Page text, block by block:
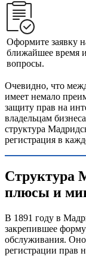
Оформите заявку
ближайшее время
вопросы.
Очевидно, что
имеет немало
защиту прав на
владельцам
структура
регистрация в
Структура
плюсы и
В 1891 году в
закрепившее
обслуживания. Оно
регистрации прав